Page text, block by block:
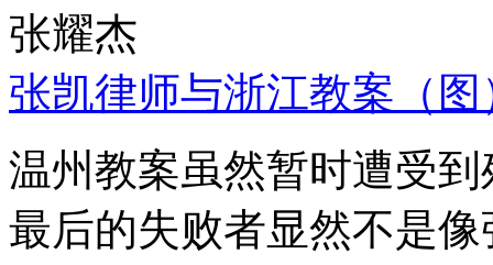
张耀杰
张凯律师与浙江教案（图
温州教案虽然暂时遭受
最后的失败者显然不是